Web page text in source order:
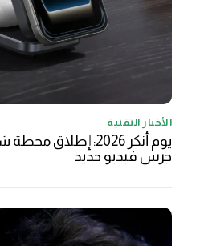
الأخبار التقنية
جرس فيديو جديد